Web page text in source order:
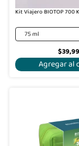
Kit Viajero BIOTOP 700
75 ml
$39,99
Agregar al